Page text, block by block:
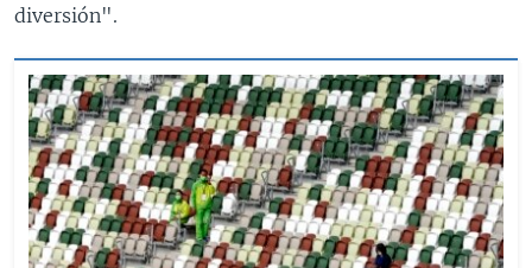
diversión".